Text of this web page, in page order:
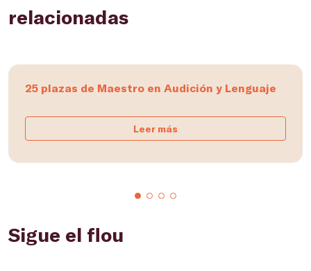
relacionadas
25 plazas de Maestro en Audición y Lenguaje
Leer más
Sigue el flou